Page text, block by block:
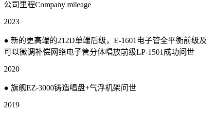
公司里程Company mileage
2023
● 新的更高端的212D单端后级，E-1601电子管全平衡前级及
可以微调补偿网络电子管分体唱放前级LP-1501成功问世
2020
● 旗舰EZ-3000铸造唱盘+气浮机架问世
2019